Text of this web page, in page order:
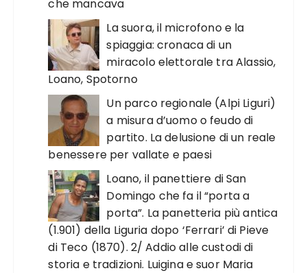
che mancava
La suora, il microfono e la
spiaggia: cronaca di un
miracolo elettorale tra Alassio,
Loano, Spotorno
Un parco regionale (Alpi Liguri)
a misura d’uomo o feudo di
partito. La delusione di un reale
benessere per vallate e paesi
Loano, il panettiere di San
Domingo che fa il “porta a
porta”. La panetteria più antica
(1.901) della Liguria dopo ‘Ferrari’ di Pieve
di Teco (1870). 2/ Addio alle custodi di
storia e tradizioni. Luigina e suor Maria